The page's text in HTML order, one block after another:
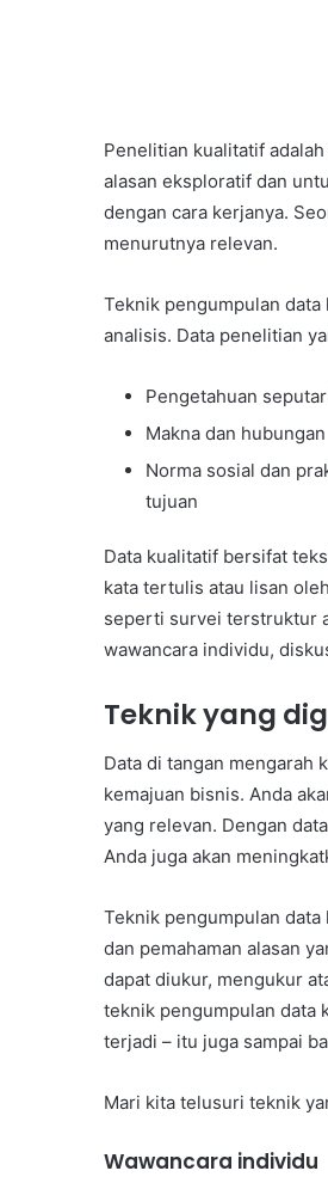
Penelitian kualitatif
alasan eksploratif dan
dengan cara kerjanya.
menurutnya relevan.
Teknik pengumpulan
analisis. Data penelitian
Pengetahuan
Makna dan hubungan
Norma sosial dan
tujuan
Data kualitatif bersifat
kata tertulis atau lisan
seperti survei terstruktur
wawancara individu,
Teknik yang
Data di tangan mengarah
kemajuan bisnis. Anda
yang relevan. Dengan
Anda juga akan
Teknik pengumpulan
dan pemahaman alasan
dapat diukur, mengukur
teknik pengumpulan data
terjadi – itu juga sampai
Mari kita telusuri teknik
Wawancara individu